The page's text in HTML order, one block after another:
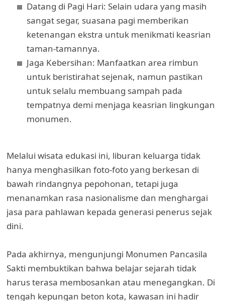
Datang di Pagi Hari: Selain udara yang masih
sangat segar, suasana pagi memberikan
ketenangan ekstra untuk menikmati keasrian
taman-tamannya.
Jaga Kebersihan: Manfaatkan area rimbun
untuk beristirahat sejenak, namun pastikan
untuk selalu membuang sampah pada
tempatnya demi menjaga keasrian lingkungan
monumen.
Melalui wisata edukasi ini, liburan keluarga tidak
hanya menghasilkan foto-foto yang berkesan di
bawah rindangnya pepohonan, tetapi juga
menanamkan rasa nasionalisme dan menghargai
jasa para pahlawan kepada generasi penerus sejak
dini.
Pada akhirnya, mengunjungi Monumen Pancasila
Sakti membuktikan bahwa belajar sejarah tidak
harus terasa membosankan atau menegangkan. Di
tengah kepungan beton kota, kawasan ini hadir